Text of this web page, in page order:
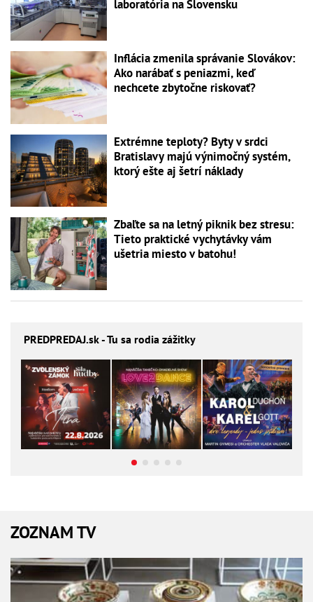
laboratória na Slovensku
Inflácia zmenila správanie Slovákov:
Ako narábať s peniazmi, keď
nechcete zbytočne riskovať?
Extrémne teploty? Byty v srdci
Bratislavy majú výnimočný systém,
ktorý ešte aj šetrí náklady
Zbaľte sa na letný piknik bez stresu:
Tieto praktické vychytávky vám
ušetria miesto v batohu!
PREDPREDAJ.sk - Tu sa rodia zážitky
ZOZNAM TV